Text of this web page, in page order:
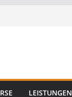
LEISTUNGEN